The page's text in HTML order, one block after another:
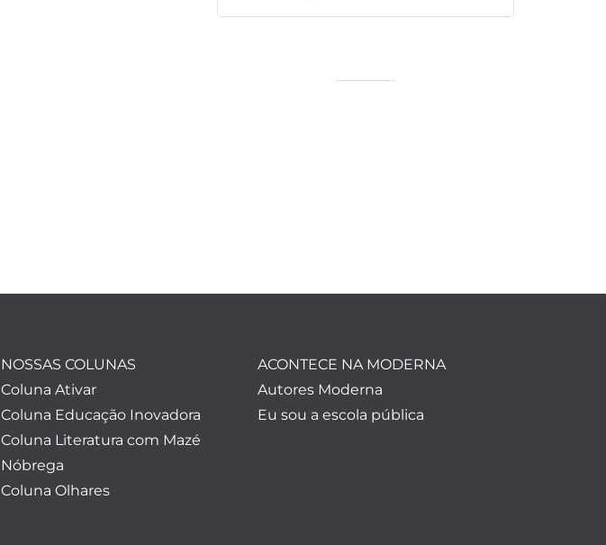
NOSSAS COLUNAS
Coluna Ativar
Coluna Educação Inovadora
Coluna Literatura com Mazé
Nóbrega
Coluna Olhares
ACONTECE NA MODERNA
Autores Moderna
Eu sou a escola pública